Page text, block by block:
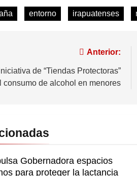
entorno irapuatenses
Anterior:
de “Tiendas Protectoras”
consumo de alcohol en menores
Gobernadora espacios
para proteger la lactancia